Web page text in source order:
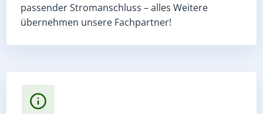
passender Stromanschluss – alles Weitere
übernehmen unsere Fachpartner!